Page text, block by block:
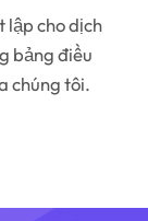
lập cho dịch
bảng điều
chúng tôi.